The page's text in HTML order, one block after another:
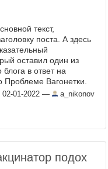
текст,
поста. А здесь
оставил один из
блога в ответ на
Вагонетки.
почти
02-01-2022 — a_nikonov
подох